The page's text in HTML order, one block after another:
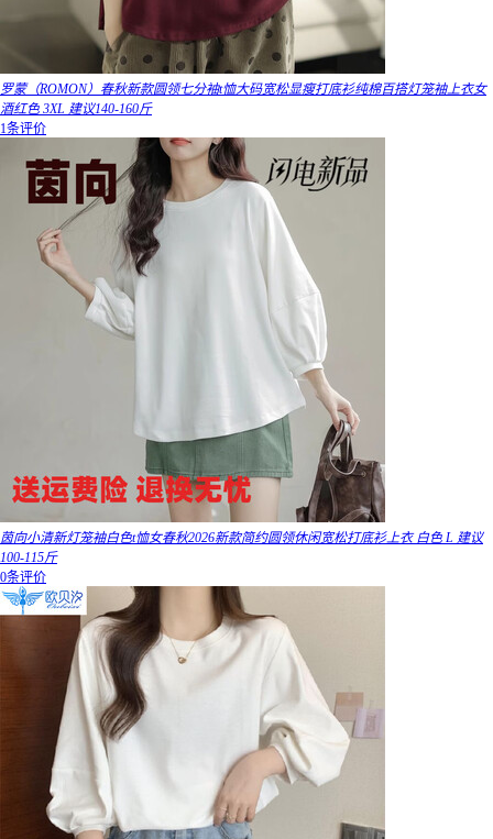
罗蒙（ROMON）春秋新款圆领七分袖t恤大码宽松显瘦打底衫纯棉百搭灯笼袖上衣女
酒红色 3XL 建议140-160斤
1条评价
茵向小清新灯笼袖白色t恤女春秋2026新款简约圆领休闲宽松打底衫上衣 白色 L 建议
100-115斤
0条评价